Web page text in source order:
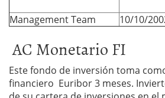
Management Team 10/10/
AC Monetario FI
Este fondo de inversión toma
financiero Euribor 3 meses.